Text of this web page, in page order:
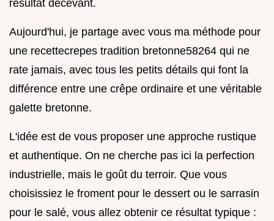
résultat décevant.
Aujourd'hui, je partage avec vous ma méthode pour
une recettecrepes tradition bretonne58264 qui ne
rate jamais, avec tous les petits détails qui font la
différence entre une crêpe ordinaire et une véritable
galette bretonne.
L'idée est de vous proposer une approche rustique
et authentique. On ne cherche pas ici la perfection
industrielle, mais le goût du terroir. Que vous
choisissiez le froment pour le dessert ou le sarrasin
pour le salé, vous allez obtenir ce résultat typique :